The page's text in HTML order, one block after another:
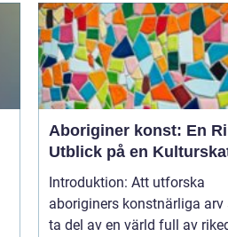
Aboriginer konst: En
Utblick på en
Introduktion: Att utforska
aboriginers konstnärliga arv
ta del av en värld full av